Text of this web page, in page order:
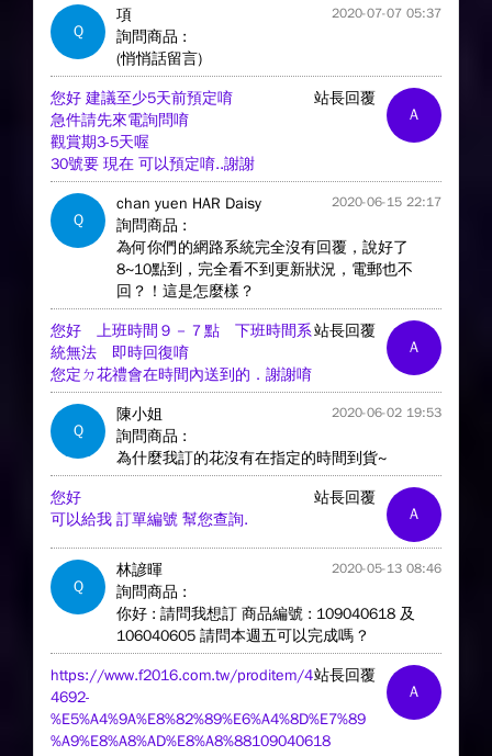
Q
項 2020-07-07 05:37
詢問商品 :
(悄悄話留言)
A
站長回覆
您好 建議至少5天前預定唷
急件請先來電詢問唷
觀賞期3-5天喔
30號要 現在 可以預定唷..謝謝
Q
chan yuen HAR Daisy 2020-06-15 22:17
詢問商品 :
為何你們的網路系統完全沒有回覆，說好了
8~10點到，完全看不到更新狀況，電郵也不
回？！這是怎麼樣？
A
站長回覆
您好 上班時間９－７點 下班時間系
統無法 即時回復唷
您定ㄉ花禮會在時間內送到的．謝謝唷
Q
陳小姐 2020-06-02 19:53
詢問商品 :
為什麼我訂的花沒有在指定的時間到貨~
A
站長回覆
您好
可以給我 訂單編號 幫您查詢.
Q
林諺暉 2020-05-13 08:46
詢問商品 :
你好 : 請問我想訂 商品編號 : 109040618 及
106040605 請問本週五可以完成嗎 ?
A
站長回覆
https://www.f2016.com.tw/proditem/4
4692-
%E5%A4%9A%E8%82%89%E6%A4%8D%E7%89
%A9%E8%A8%AD%E8%A8%88109040618